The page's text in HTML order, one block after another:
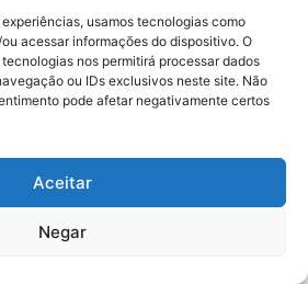
usamos tecnologias como
acessar informações do dispositivo. O
nos permitirá processar dados
ou IDs exclusivos neste site. Não
pode afetar negativamente certos
Aceitar
Negar
de adesão ao
2.0 é